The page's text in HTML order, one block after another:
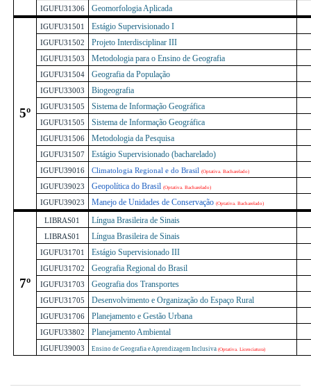
IGUFU31306 Geomorfologia Aplicada
5º
IGUFU31501 Estágio Supervisionado I
IGUFU31502 Projeto Interdisciplinar III
IGUFU31503 Metodologia para o Ensino de Geografia
IGUFU31504 Geografia da População
IGUFU33003 Biogeografia
IGUFU31505 Sistema de Informação Geográfica
IGUFU31505 Sistema de Informação Geográfica
IGUFU31506 Metodologia da Pesquisa
IGUFU31507 Estágio Supervisionado (bacharelado)
IGUFU39016 Climatologia Regional e do Brasil (Optativa. Bacharelado)
IGUFU39023 Geopolítica do Brasil (Optativa. Bacharelado)
IGUFU39023 Manejo de Unidades de Conservação (Optativa. Bacharelado)
7º
LIBRAS01 Língua Brasileira de Sinais
LIBRAS01 Língua Brasileira de Sinais
IGUFU31701 Estágio Supervisionado III
IGUFU31702 Geografia Regional do Brasil
IGUFU31703 Geografia dos Transportes
IGUFU31705 Desenvolvimento e Organização do Espaço Rural
IGUFU31706 Planejamento e Gestão Urbana
IGUFU33802 Planejamento Ambiental
IGUFU39003 Ensino de Geografia e Aprendizagem Inclusiva(Optativa. Licenciatura)